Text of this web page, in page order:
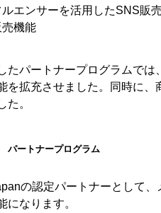
ルエンサーを活用したSNS販
機能
パートナープログラムでは
を拡充させました。同時に
た。
ートナープログラム
の認定パートナーとして、
になります。